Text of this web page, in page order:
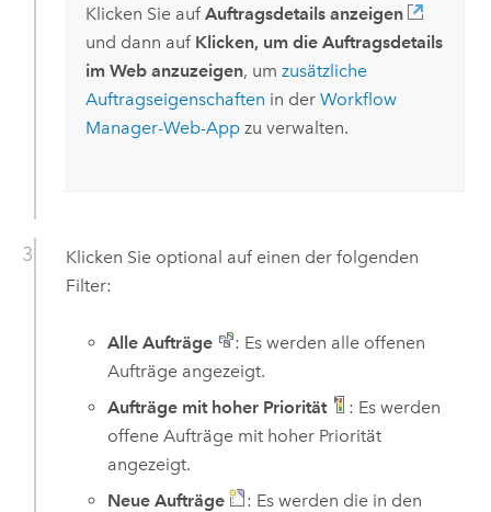
Klicken Sie auf Auftragsdetails anzeigen
und dann auf Klicken, um die Auftragsdetails
im Web anzuzeigen, um zusätzliche
Auftragseigenschaften in der Workflow
Manager-Web-Appzu verwalten.
Klicken Sie optional auf einen der folgenden
Filter:
Alle Aufträge
: Es werden alle offenen
Aufträge angezeigt.
Aufträge mit hoher Priorität
: Es werden
offene Aufträge mit hoher Priorität
angezeigt.
Neue Aufträge
: Es werden die in den